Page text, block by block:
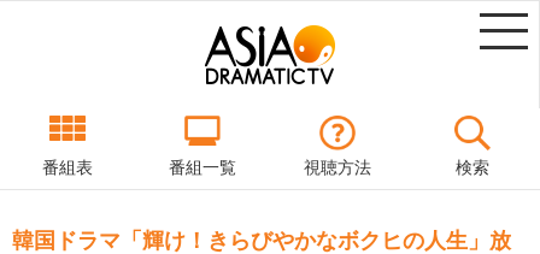
番組表 番組一覧 視聴方法 検索
韓国ドラマ「輝け！きらびやかなボクヒの人生」放